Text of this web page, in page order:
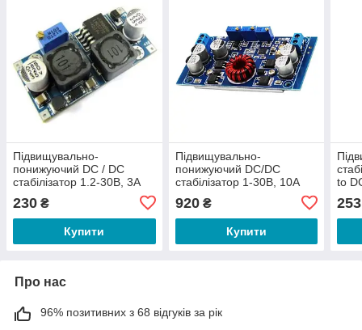
Підвищувально-
понижуючий DC / DC
стабілізатор 1.2-30В, 3А
230 ₴
Купити
Підвищувально-
понижуючий DC/DC
стабілізатор 1-30В, 10А
920₴
Купити
to
253
Про нас
96% позитивних з 68 відгуків за рік